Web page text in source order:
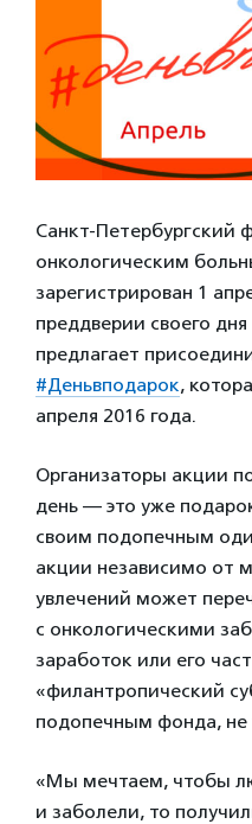
Санкт-Петербургский
онкологическим
зарегистрирован 1
преддверии своего
предлагает
#Деньвподарок,
апреля 2016 года.
Организаторы акции
день — это уже
своим подопечным
акции независимо от
увлечений может
с онкологическими
заработок или его
«филантропический
подопечным фонда, не
«Мы мечтаем, чтобы
и заболели, то